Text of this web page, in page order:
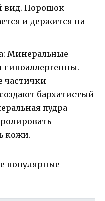
вид. Порошок
и держится на
Минеральные
гипоаллергенны.
частички
бархатистый
пудра
кожи.
популярные